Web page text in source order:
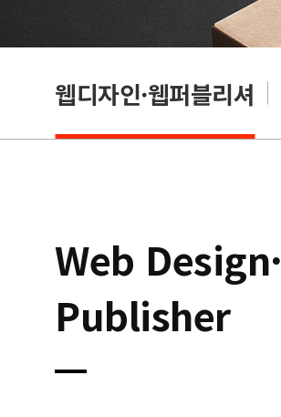
웹디자인·웹퍼블리셔
Web Design·
Publisher